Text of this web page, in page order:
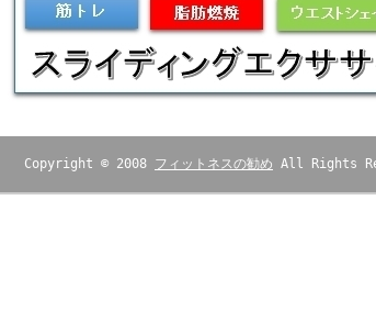
Copyright © 2008 フィットネスの勧め All Rights